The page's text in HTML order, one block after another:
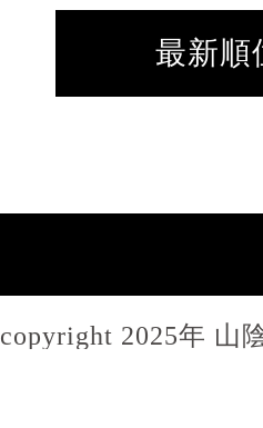
最新順
copyright 2025年 山